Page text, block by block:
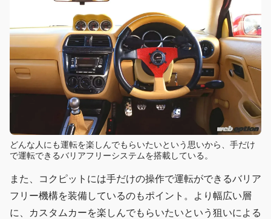
どんな人にも運転を楽しんでもらいたいという思いから、手だけ
で運転できるバリアフリーシステムを搭載している。
また、コクピットには手だけの操作で運転ができるバリア
フリー機構を装備しているのもポイント。より幅広い層
に、カスタムカーを楽しんでもらいたいという狙いによる